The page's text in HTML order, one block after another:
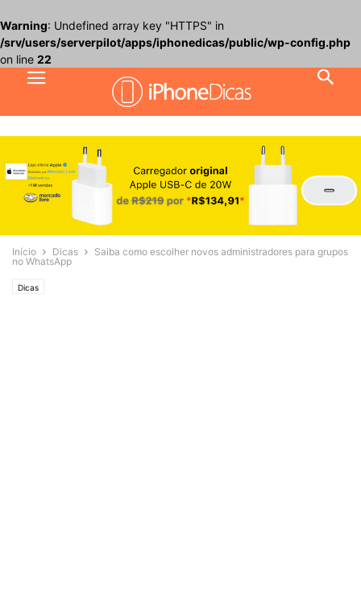
Warning: Undefined array key "HTTPS" in
/srv/users/serverpilot/apps/iphonedicas/public/wp-config.php
on line 22
Início Dicas
Saiba como escolher novos administradores para grupos
no WhatsApp
Dicas